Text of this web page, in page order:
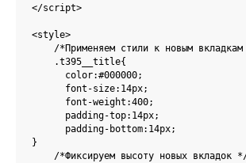
</script>
<style>
/*Применяем стили к новым вкладкам
    .t395__title{
      color:#000000;
      font-size:14px;
      font-weight:400;
      padding-top:14px;
      padding-bottom:14px;
}
/*Фиксируем высоту новых вкладок